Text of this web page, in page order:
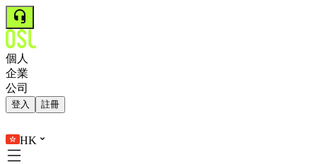
個人
企業
公司
登入 註冊
HK